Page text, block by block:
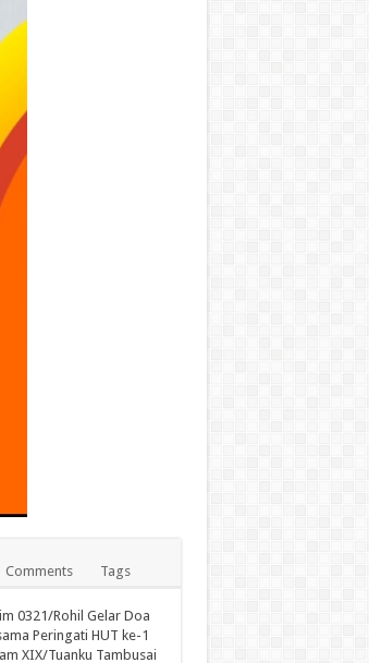
Comments Tags
0321/Rohil Gelar Doa
Peringati HUT ke-1
XIX/Tuanku Tambusai